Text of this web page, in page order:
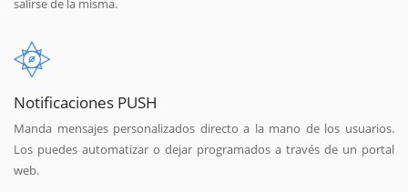
Notificaciones PUSH
Manda mensajes personalizados directo a la mano de los usuarios.
Los puedes automatizar o dejar programados a través de un portal
web.